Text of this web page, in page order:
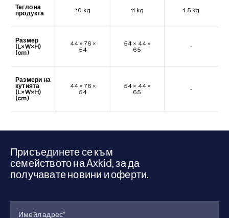
Тегло на
продукта
10 kg 11 kg 1.5 kg
Размер
(L×W×H)
(cm)
44 × 76 ×
54
54 × 44 ×
65
-
Размери на
кутията
(L×W×H)
(cm)
44 × 76 ×
54
54 × 44 ×
65
-
Присъединете се към
семейството на Axkid, за да
получавате новини и оферти.